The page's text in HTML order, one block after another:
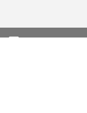
lojaonline@colorfoto.pt